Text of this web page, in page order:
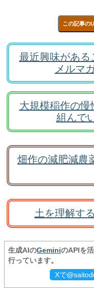
この記事の
最近興味がある
メルマ
大規模稲作の慢
組んで
畑作の減肥減農
土を理解す
生成AIのGeminiのAPIを
行っています。
Xで